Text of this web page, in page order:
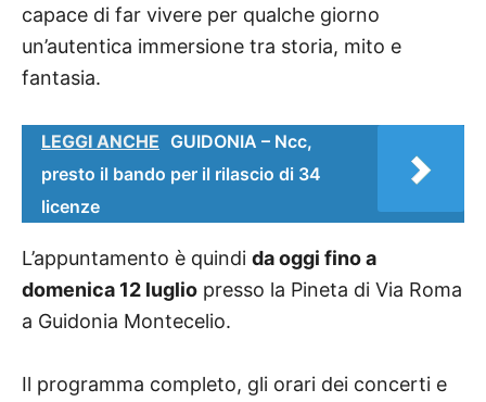
capace di far vivere per qualche giorno
un’autentica immersione tra storia, mito e
fantasia.
LEGGI ANCHE GUIDONIA – Ncc,
presto il bando per il rilascio di 34
licenze
L’appuntamento è quindi da oggi fino a
domenica 12 luglio presso la Pineta di Via Roma
a Guidonia Montecelio.
Il programma completo, gli orari dei concerti e